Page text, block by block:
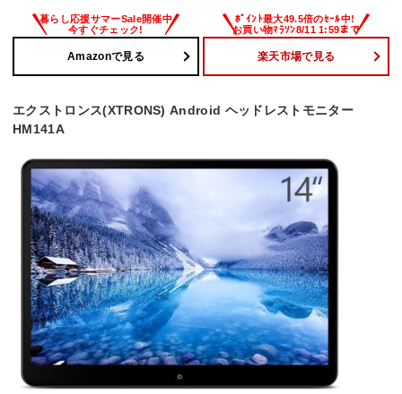
Amazonで見る 楽天市場で見る
エクストロンス(XTRONS) Android ヘッドレストモニター
HM141A